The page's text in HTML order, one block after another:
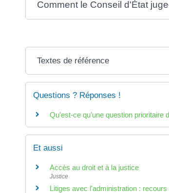
Comment le Conseil d'État
Textes de référence
Questions ? Réponses !
Qu'est-ce qu'une question prioritaire
Et aussi
Accès au droit et à la justice
Justice
Litiges avec l'administration :